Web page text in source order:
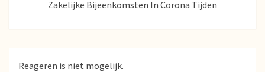
Zakelijke Bijeenkomsten In Corona Tijden
Reageren is niet mogelijk.